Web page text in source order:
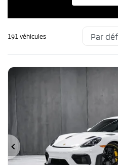
191 véhicules
Précédent